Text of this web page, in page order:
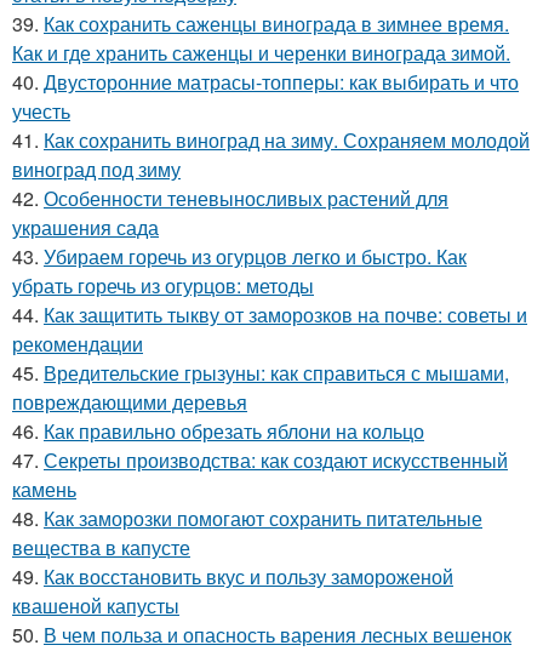
39. Как сохранить саженцы винограда в зимнее время.
Как и где хранить саженцы и черенки винограда зимой.
40. Двусторонние матрасы-топперы: как выбирать и что
учесть
41. Как сохранить виноград на зиму. Сохраняем молодой
виноград под зиму
42. Особенности теневыносливых растений для
украшения сада
43. Убираем горечь из огурцов легко и быстро. Как
убрать горечь из огурцов: методы
44. Как защитить тыкву от заморозков на почве: советы и
рекомендации
45. Вредительские грызуны: как справиться с мышами,
повреждающими деревья
46. Как правильно обрезать яблони на кольцо
47. Секреты производства: как создают искусственный
камень
48. Как заморозки помогают сохранить питательные
вещества в капусте
49. Как восстановить вкус и пользу замороженой
квашеной капусты
50. В чем польза и опасность варения лесных вешенок